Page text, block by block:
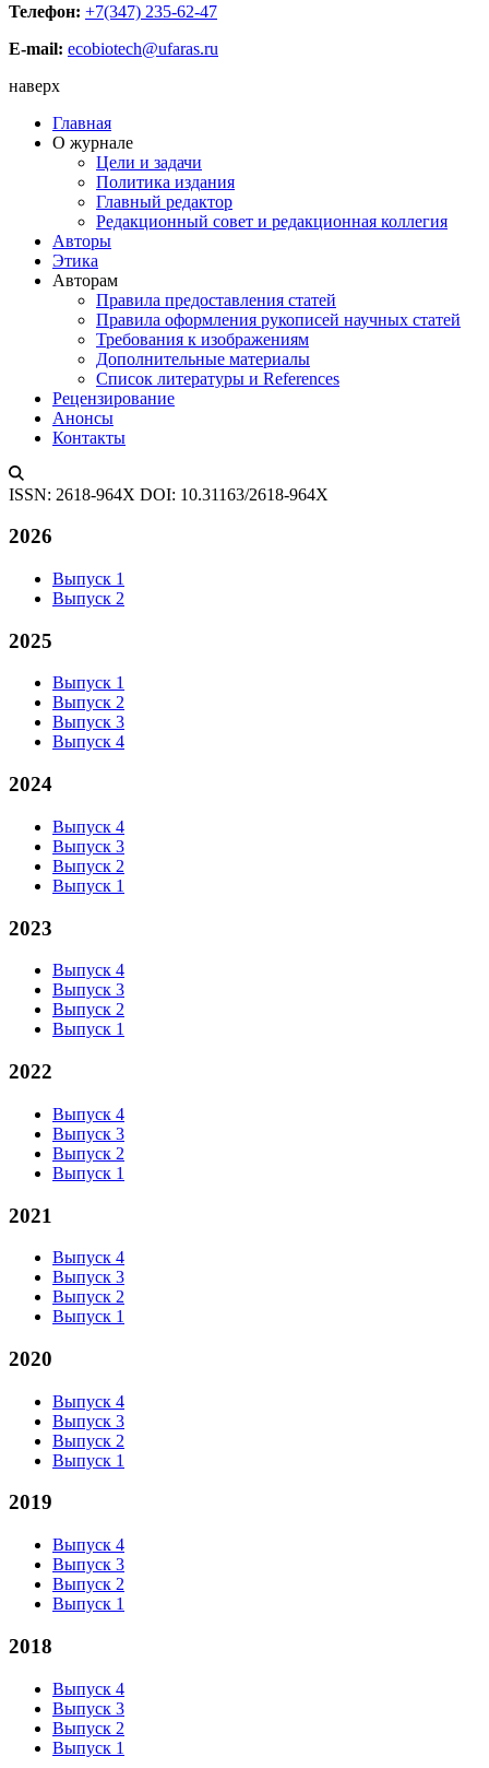
Телефон: +7(347) 235-62-47
E-mail: ecobiotech@ufaras.ru
наверх
Главная
О журнале
Цели и задачи
Политика издания
Главный редактор
Редакционный совет и редакционная коллегия
Авторы
Этика
Авторам
Правила предоставления статей
Правила оформления рукописей научных статей
Требования к изображениям
Дополнительные материалы
Список литературы и References
Рецензирование
Анонсы
Контакты
ISSN: 2618-964X DOI: 10.31163/2618-964X
2026
Выпуск 1
Выпуск 2
2025
Выпуск 1
Выпуск 2
Выпуск 3
Выпуск 4
2024
Выпуск 4
Выпуск 3
Выпуск 2
Выпуск 1
2023
Выпуск 4
Выпуск 3
Выпуск 2
Выпуск 1
2022
Выпуск 4
Выпуск 3
Выпуск 2
Выпуск 1
2021
Выпуск 4
Выпуск 3
Выпуск 2
Выпуск 1
2020
Выпуск 4
Выпуск 3
Выпуск 2
Выпуск 1
2019
Выпуск 4
Выпуск 3
Выпуск 2
Выпуск 1
2018
Выпуск 4
Выпуск 3
Выпуск 2
Выпуск 1